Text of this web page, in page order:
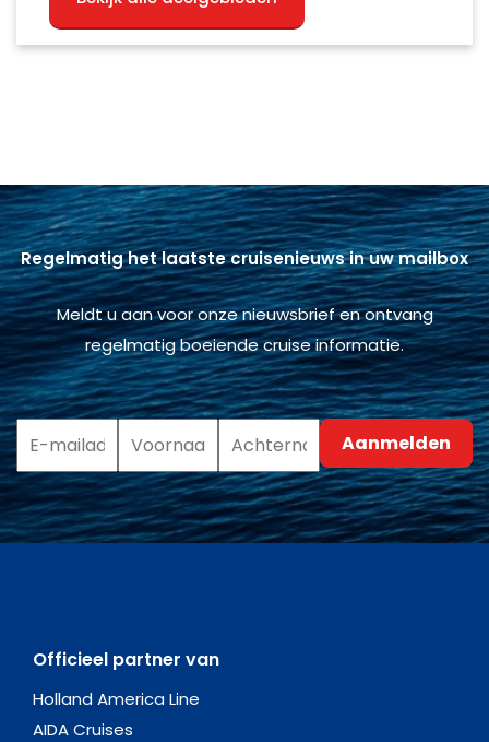
Regelmatig het laatste cruisenieuws in uw mailbox
Meldt u aan voor onze nieuwsbrief en ontvang
regelmatig boeiende cruise informatie.
Officieel partner van
Holland America Line
AIDA Cruises